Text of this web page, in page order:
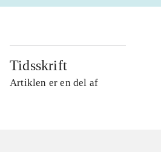
Tidsskrift
Artiklen er en del af